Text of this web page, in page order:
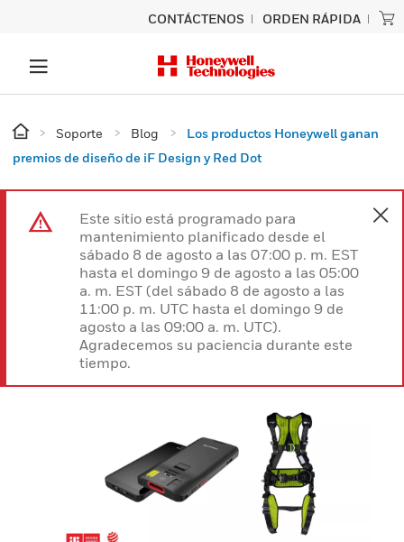
CONTÁCTENOS ORDEN RÁPIDA
Soporte Blog
Los productos Honeywell ganan
premios de diseño de iF Design y Red Dot
Este sitio está programado para
mantenimiento planificado desde el
sábado 8 de agosto a las 07:00 p. m. EST
hasta el domingo 9 de agosto a las 05:00
a. m. EST (del sábado 8 de agosto a las
11:00 p. m. UTC hasta el domingo 9 de
agosto a las 09:00 a. m. UTC).
Agradecemos su paciencia durante este
tiempo.